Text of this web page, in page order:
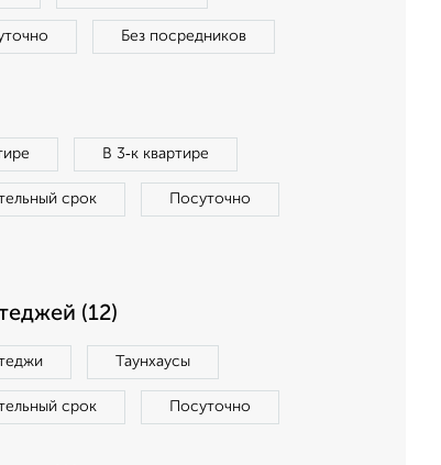
Без посредников
В 3‑к квартире
срок Посуточно
(12)
Таунхаусы
срок Посуточно